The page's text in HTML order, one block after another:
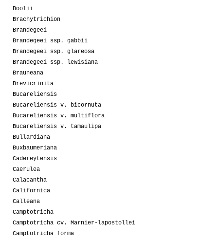
Boolii
Brachytrichion
Brandegeei
Brandegeei ssp. gabbii
Brandegeei ssp. glareosa
Brandegeei ssp. lewisiana
Brauneana
Brevicrinita
Bucareliensis
Bucareliensis v. bicornuta
Bucareliensis v. multiflora
Bucareliensis v. tamaulipa
Bullardiana
Buxbaumeriana
Cadereytensis
Caerulea
Calacantha
Californica
Calleana
Camptotricha
Camptotricha cv. Marnier-lapostollei
Camptotricha forma